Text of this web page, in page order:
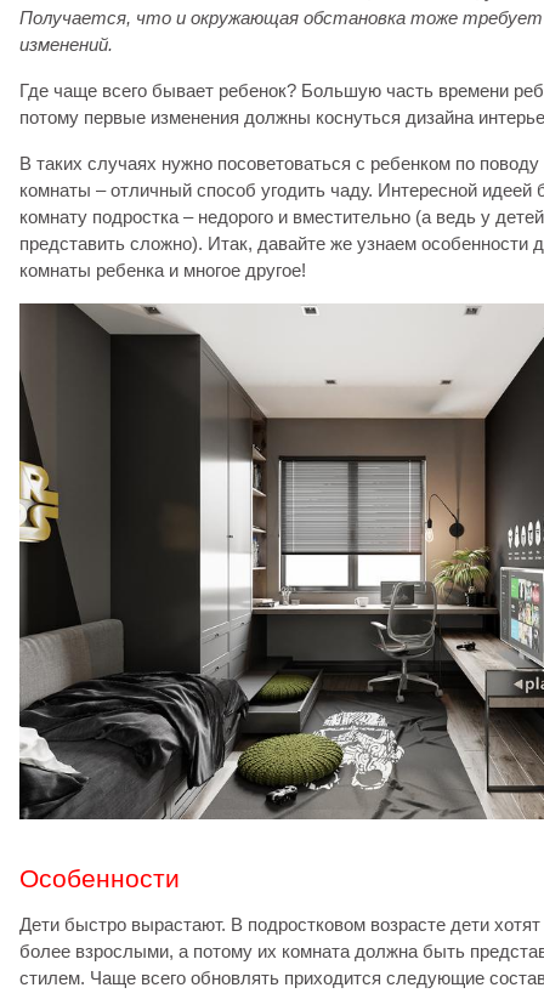
Получается, что и окружающая обстановка тоже требует
изменений.
Где чаще всего бывает ребенок? Большую часть времени
потому первые изменения должны коснуться дизайна
В таких случаях нужно посоветоваться с ребенком по
комнаты – отличный способ угодить чаду. Интересной идеей
комнату подростка – недорого и вместительно (а ведь у
представить сложно). Итак, давайте же узнаем особенности
комнаты ребенка и многое другое!
Особенности
Дети быстро вырастают. В подростковом возрасте дети
более взрослыми, а потому их комната должна быть
стилем. Чаще всего обновлять приходится следующие